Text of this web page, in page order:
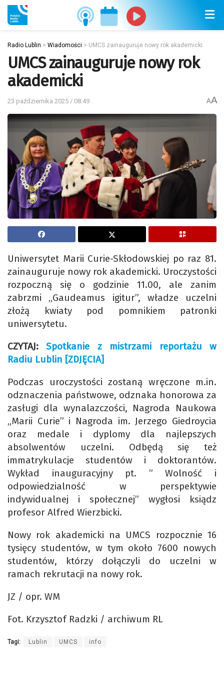
Radio Lublin > Wiadomości > UMCS zainauguruje nowy rok akademicki
UMCS zainauguruje nowy rok
akademicki
23 października 2025 / 08:49 AA
Uniwersytet Marii Curie-Skłodowskiej po raz 81.
zainauguruje nowy rok akademicki. Uroczystości
rozpoczną się o godzinie 11.00, ale zanim
zabrzmi „Gaudeamus igitur”, władze uczelni
złożą kwiaty pod pomnikiem patronki
uniwersytetu.
CZYTAJ:Spotkanie z mistrzami reportażu w
Radiu Lublin [ZDJĘCIA]
Podczas uroczystości zostaną wręczone m.in.
odznaczenia państwowe, odznaka honorowa za
zasługi dla wynalazczości, Nagroda Naukowa
„Marii Curie” i Nagroda im. Jerzego Giedroycia
oraz medale i dyplomy dla najlepszych
absolwentów uczelni. Odbędą się też
immatrykulacje studentów i doktorantów.
Wykład inauguracyjny pt. ” Wolność i
odpowiedzialność w perspektywie
indywidualnej i społecznej” wygłosi ksiądz
profesor Alfred Wierzbicki.
Nowy rok akademicki na UMCS rozpocznie 16
tysięcy studentów, w tym około 7600 nowych
studentów, którzy dołączyli do uczelni w
ramach rekrutacji na nowy rok.
JZ / opr. WM
Fot. Krzysztof Radzki / archiwum RL
Tagi: Lublin UMCS info